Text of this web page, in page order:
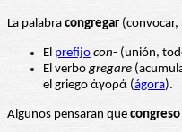
La palabra congregar
El prefijo con- (unión,
El verbogregare
el griego ἀγορά (ágora).
Algunos pensaran que congreso